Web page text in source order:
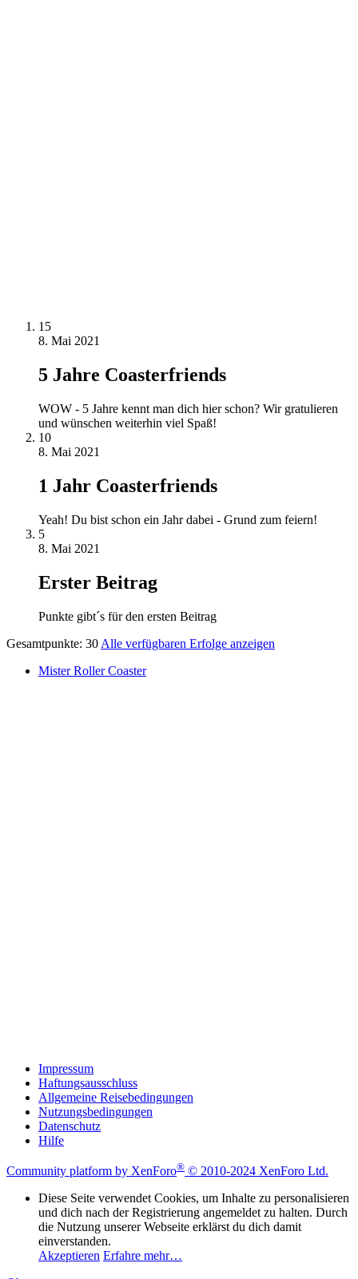
15
8. Mai 2021
5 Jahre Coasterfriends
WOW - 5 Jahre kennt man dich hier schon? Wir gratulieren
und wünschen weiterhin viel Spaß!
10
8. Mai 2021
1 Jahr Coasterfriends
Yeah! Du bist schon ein Jahr dabei - Grund zum feiern!
5
8. Mai 2021
Erster Beitrag
Punkte gibt´s für den ersten Beitrag
Gesamtpunkte: 30 Alle verfügbaren Erfolge anzeigen
Mister Roller Coaster
Impressum
Haftungsausschluss
Allgemeine Reisebedingungen
Nutzungsbedingungen
Datenschutz
Hilfe
Community platform by XenForo® © 2010-2024 XenForo Ltd.
Diese Seite verwendet Cookies, um Inhalte zu personalisieren
und dich nach der Registrierung angemeldet zu halten. Durch
die Nutzung unserer Webseite erklärst du dich damit
einverstanden.
Akzeptieren Erfahre mehr…